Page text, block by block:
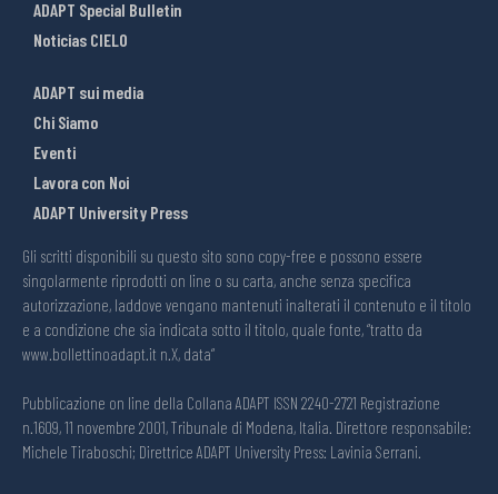
ADAPT Special Bulletin
Noticias CIELO
ADAPT sui media
Chi Siamo
Eventi
Lavora con Noi
ADAPT University Press
Gli scritti disponibili su questo sito sono copy-free e possono essere
singolarmente riprodotti on line o su carta, anche senza specifica
autorizzazione, laddove vengano mantenuti inalterati il contenuto e il titolo
e a condizione che sia indicata sotto il titolo, quale fonte, “tratto da
www.bollettinoadapt.it n.X, data“
Pubblicazione on line della Collana ADAPT ISSN 2240-2721 Registrazione
n.1609, 11 novembre 2001, Tribunale di Modena, Italia. Direttore responsabile:
Michele Tiraboschi; Direttrice ADAPT University Press: Lavinia Serrani.